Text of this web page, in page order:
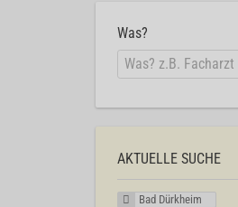
Was?
AKTUELLE SUCHE
Bad Dürkheim